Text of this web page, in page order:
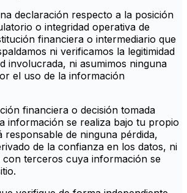
declaración respecto a la posición
o integridad operativa de
financiera o intermediario que
ni verificamos la legitimidad
involucrada, ni asumimos ninguna
el uso de la información
financiera o decisión tomada
información se realiza bajo tu propio
responsable de ninguna pérdida,
de la confianza en los datos, ni
terceros cuya información se